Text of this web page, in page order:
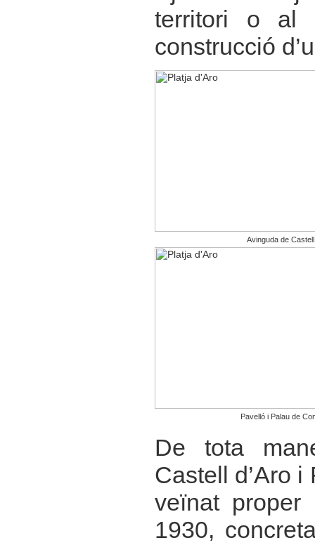
territori o al
construcció
Avinguda de
Pavelló i Palau de
De tota
Castell d’Aro i
veïnat proper
1930,